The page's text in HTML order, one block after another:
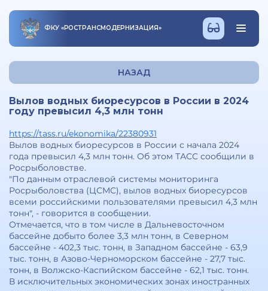
ФКУ «РОСТРАНСМОДЕРНИЗАЦИЯ»
НАЗАД
Вылов водных биоресурсов в России в 2024
году превысил 4,3 млн тонн
https://tass.ru/ekonomika/22380931
Вылов водных биоресурсов в России с начала 2024
года превысил 4,3 млн тонн. Об этом ТАСС сообщили в
Росрыболовстве.
"По данным отраслевой системы мониторинга
Росрыболовства (ЦСМС), вылов водных биоресурсов
всеми российскими пользователями превысил 4,3 млн
тонн", - говорится в сообщении.
Отмечается, что в том числе в Дальневосточном
бассейне добыто более 3,3 млн тонн, в Северном
бассейне - 402,3 тыс. тонн, в Западном бассейне - 63,9
тыс. тонн, в Азово-Черноморском бассейне - 27,7 тыс.
тонн, в Волжско-Каспийском бассейне - 62,1 тыс. тонн.
В исключительных экономических зонах иностранных